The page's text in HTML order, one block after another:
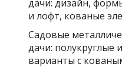
дачи: дизайн,
и лофт, кованые
Садовые
дачи: полукруглые
варианты с